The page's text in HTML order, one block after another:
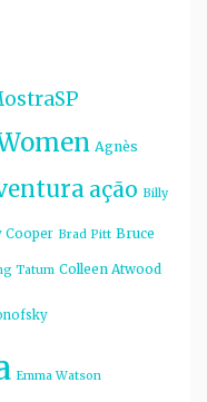
Agnès
ação Billy
Cooper Brad Pitt Bruce
Tatum Colleen Atwood
Emma Watson